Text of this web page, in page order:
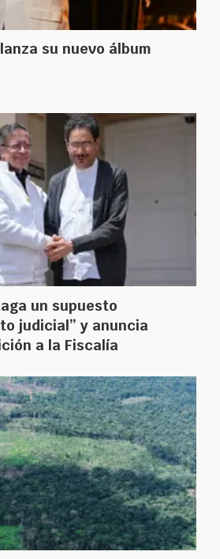
su nuevo álbum
un supuesto
judicial” y anuncia
a la Fiscalía